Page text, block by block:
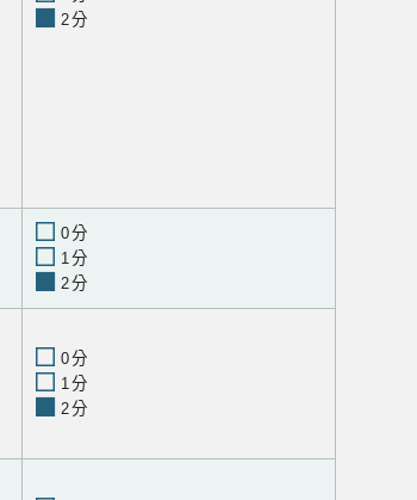
2分
0分
1分
2分
0分
1分
2分